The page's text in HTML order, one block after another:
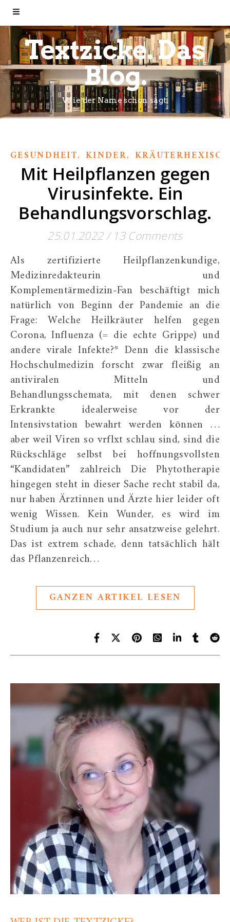
Textzicke. Das
Blog.
Wie der Name schon sagt.
GESUNDHEIT, KINDER,
Mit Heilpflanzen gegen
Virusinfekte. Ein
Behandlungsvorschlag.
25.01.2022 / 13 Comments
Als zertifizierte Heilpflanzenkundige,
Medizinredakteurin und
Komplementärmedizin-Fan beschäftigt mich
natürlich von Beginn der Pandemie an die
Frage: Welche Heilkräuter helfen gegen
Corona, Influenza (= die echte Grippe) und
andere virale Infekte?* Denn die klassische
Hochschulmedizin forscht zwar fleißig an
antiviralen Mitteln und
Behandlungsschemata, mit denen schwer
Erkrankte idealerweise vor der
Intensivstation bewahrt werden können …
aber weil Viren so vrflxt schlau sind, sind die
Rückschläge selbst bei hoffnungsvollsten
“Kandidaten” zahlreich Die Phytotherapie
hingegen steht in dieser Sache recht stabil da,
nur haben Ärztinnen und Ärzte hier leider oft
wenig Wissen. Kein Wunder, es wird im
Studium ja auch nur sehr ansatzweise gelehrt.
Das ist extrem schade, denn tatsächlich hält
das Pflanzenreich…
GANZEN ARTIKEL LESEN